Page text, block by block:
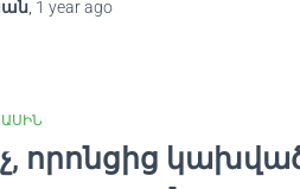
, 1 yearago
որոնցից